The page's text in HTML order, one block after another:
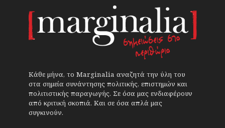
Κάθε μήνα, το Marginalia αναζητά την ύλη του
στα σημεία συνάντησης πολιτικής, επιστημών και
πολιτιστικής παραγωγής. Σε όσα μας ενδιαφέρουν
από κριτική σκοπιά. Και σε όσα απλά μας
συγκινούν.